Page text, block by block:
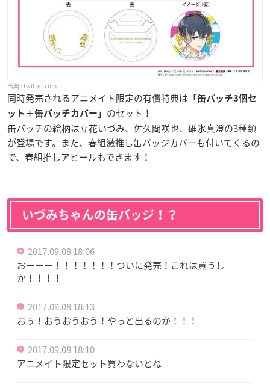
twitter.com
同時発売されるアニメイト限定の有償特典は 「缶バッチ3個セ
ット＋缶バッチカバー」 のセット！
缶バッチの絵柄は立花いづみ、佐久間咲也、碓氷真澄の3種類
が登場です。また、春組激推し缶バッジカバーも付いてくるの
で、春組推しアピールもできます！
いづみちゃんの缶バッジ！？
2017.09.08 18:06
おーーー！！！！！！！ついに発売！これは買うし
か！！！！
2017.09.08 18:13
おぅ！おうおうおう！やっと出るのか！！！
2017.09.08 18:10
アニメイト限定セット買わないとね